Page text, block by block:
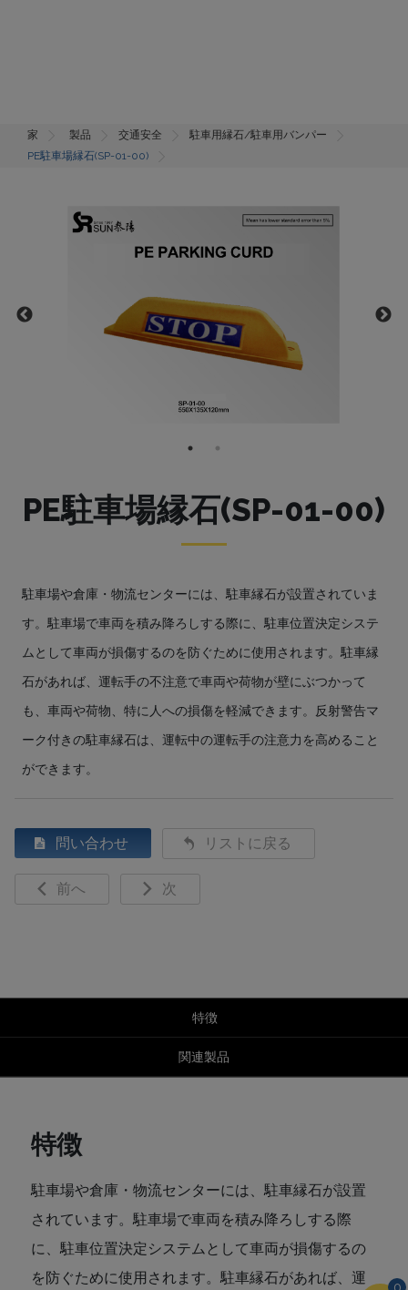
家 製品 交通安全
駐車用縁石/駐車用バンパー
PE駐車場縁石(SP-01-00)
PE駐車場縁石(SP-01-00)
駐車場や倉庫・物流センターには、駐車縁石が設置されていま
す。駐車場で車両を積み降ろしする際に、駐車位置決定システ
ムとして車両が損傷するのを防ぐために使用されます。駐車縁
石があれば、運転手の不注意で車両や荷物が壁にぶつかって
も、車両や荷物、特に人への損傷を軽減できます。反射警告マ
ーク付きの駐車縁石は、運転中の運転手の注意力を高めること
ができます。
問い合わせ リストに戻る
前へ 次
特徴
関連製品
特徴
駐車場や倉庫・物流センターには、駐車縁石が設置
されています。駐車場で車両を積み降ろしする際
に、駐車位置決定システムとして車両が損傷するの
を防ぐために使用されます。駐車縁石があれば、運